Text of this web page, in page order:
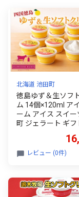
北海道 池田町
徳島ゆず＆生ソフ
ム 14個×120ml ア
ーム アイス スイー
町 ジェラート ギフ
せ アイスセット
レビュー (0件)